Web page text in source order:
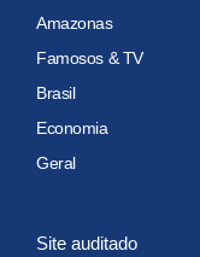
Amazonas
Famosos & TV
Brasil
Economia
Geral
Site auditado